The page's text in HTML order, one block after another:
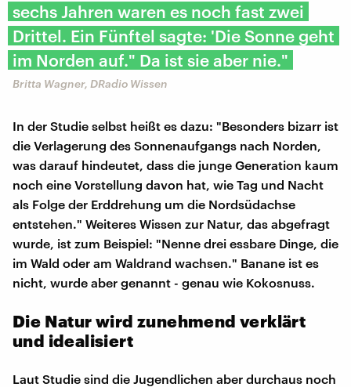
sechs Jahren waren es noch fast zwei
Drittel. Ein Fünftel sagte: 'Die Sonne geht
im Norden auf." Da ist sie aber nie."
Britta Wagner, DRadio Wissen
In der Studie selbst heißt es dazu: "Besonders bizarr ist
die Verlagerung des Sonnenaufgangs nach Norden,
was darauf hindeutet, dass die junge Generation kaum
noch eine Vorstellung davon hat, wie Tag und Nacht
als Folge der Erddrehung um die Nordsüdachse
entstehen." Weiteres Wissen zur Natur, das abgefragt
wurde, ist zum Beispiel: "Nenne drei essbare Dinge, die
im Wald oder am Waldrand wachsen." Banane ist es
nicht, wurde aber genannt - genau wie Kokosnuss.
Die Natur wird zunehmend verklärt
und idealisiert
Laut Studie sind die Jugendlichen aber durchaus noch